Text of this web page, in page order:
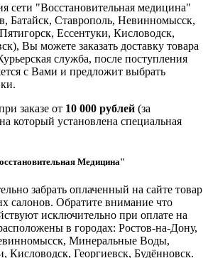
сети "Восстановительная медицина"
Батайск, Ставрополь, Невинномысск,
Ессентуки, Кисловодск,
Вы можете заказать доставку товара
служба, после поступления
с Вами и предложит выбрать
заказе от 10 000 рублей (за
который установлена специальная
Медицина"
забрать оплаченный на сайте товар
салонов. Обратите внимание что
исключительно при оплате на
в городах: Ростов-на-Дону,
Минеральные Воды,
Кисловодск, Георгиевск, Будённовск.